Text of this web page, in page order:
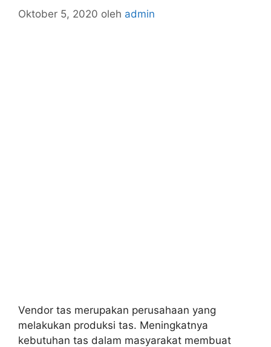
Oktober 5, 2020 oleh admin
Vendor tas merupakan perusahaan yang
melakukan produksi tas. Meningkatnya
kebutuhan tas dalam masyarakat membuat